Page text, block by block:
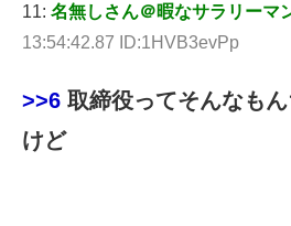
11: 名無しさん＠暇なサラリーマ
13:54:42.87 ID:1HVB3evPp
>>6 取締役ってそんなも
けど